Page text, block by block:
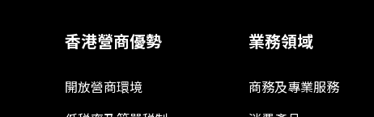
香港營商優勢
開放營商環境
業務領域
商務及專業服務